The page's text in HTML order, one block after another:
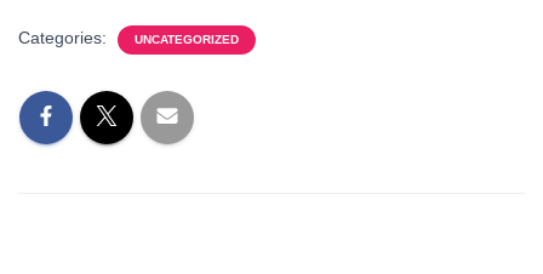
Categories: UNCATEGORIZED